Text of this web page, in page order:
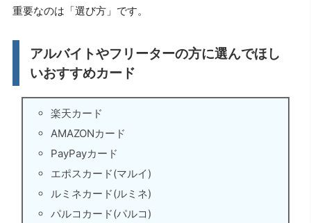
重要なのは「選び方」です。
アルバイトやフリーターの方に選んでほし
いおすすめカード
楽天カード
AMAZONカード
PayPayカード
エポスカード(マルイ)
ルミネカード(ルミネ)
パルコカード(パルコ)